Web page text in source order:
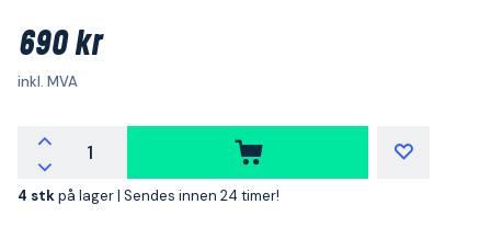
690 kr
inkl. MVA
4 stkpå lager | Sendes innen 24 timer!